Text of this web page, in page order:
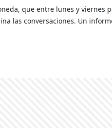
que entre lunes y viernes
las conversaciones. Un